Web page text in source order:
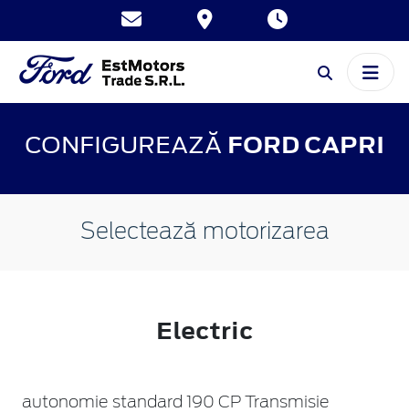
CONFIGUREAZĂ FORD CAPRI
Selectează motorizarea
Electric
autonomie standard 190 CP Transmisie